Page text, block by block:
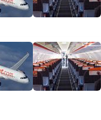
|الاقتصاد